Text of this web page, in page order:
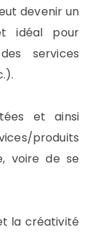
devenir un
idéal pour
services
et ainsi
produits
voire de se
la créativité